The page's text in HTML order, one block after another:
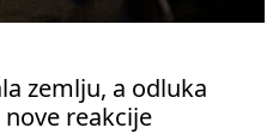
zemlju, a odluka
reakcije